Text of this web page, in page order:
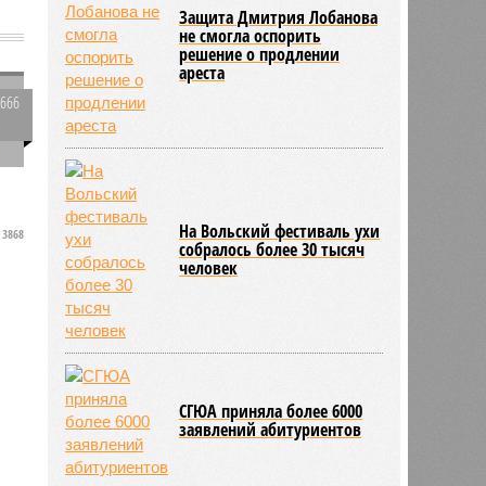
3868
Защита Дмитрия Лобанова
не смогла оспорить
решение о продлении
ареста
На Вольский фестиваль ухи
собралось более 30 тысяч
человек
СГЮА приняла более 6000
заявлений абитуриентов